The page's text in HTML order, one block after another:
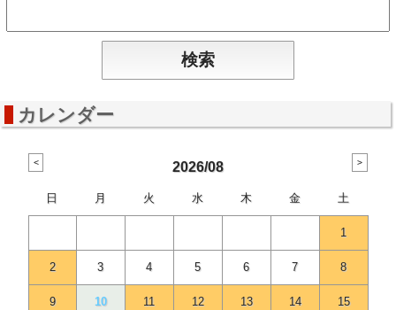
カレンダー
2026/08
日 月 火 水 木 金 土
1
2 3 4 5 6 7 8
9 10 11 12 13 14 15